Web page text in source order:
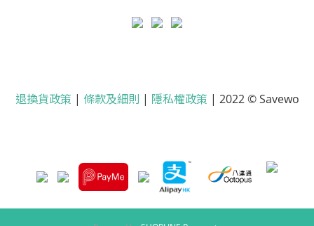
退換貨政策 | 條款及細則 | 隱私權政策 | 2022 © Savewo